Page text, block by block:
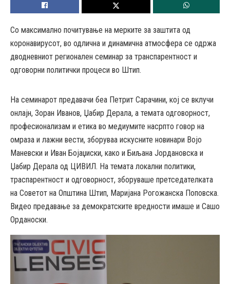
Со максимално почитување на мерките за заштита од
коронавирусот, во одлична и динамична атмосфера се одржа
дводневниот регионален семинар за транспарентност и
одговорни политички процеси во Штип.
На семинарот предавачи беа Петрит Сарачини, кој се вклучи
онлајн, Зоран Иванов, Џабир Дерала, а темата одговорност,
професионализам и етика во медиумите насрпто говор на
омраза и лажни вести, зборуваа искусните новинари Војо
Маневски и Иван Бојаџиски, како и Биљана Јордановска и
Џабир Дерала од ЦИВИЛ. На темата локални политики,
траспарентност и одговорност, зборуваше претседателката
на Советот на Општина Штип, Маријана Рогожанска Поповска.
Видео предавање за демократските вредности имаше и Сашо
Орданоски.